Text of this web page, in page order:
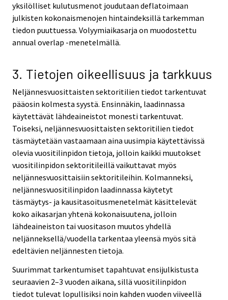
yksilölliset kulutusmenot joudutaan deflatoimaan
julkisten kokonaismenojen hintaindeksillä tarkemman
tiedon puuttuessa. Volyymiaikasarja on muodostettu
annual overlap -menetelmällä.
3. Tietojen oikeellisuus ja tarkkuus
Neljännesvuosittaisten sektoritilien tiedot tarkentuvat
pääosin kolmesta syystä. Ensinnäkin, laadinnassa
käytettävät lähdeaineistot monesti tarkentuvat.
Toiseksi, neljännesvuosittaisten sektoritilien tiedot
täsmäytetään vastaamaan aina uusimpia käytettävissä
olevia vuositilinpidon tietoja, jolloin kaikki muutokset
vuositilinpidon sektoritileillä vaikuttavat myös
neljännesvuosittaisiin sektoritileihin. Kolmanneksi,
neljännesvuositilinpidon laadinnassa käytetyt
täsmäytys- ja kausitasoitusmenetelmät käsittelevät
koko aikasarjan yhtenä kokonaisuutena, jolloin
lähdeaineiston tai vuositason muutos yhdellä
neljänneksellä/vuodella tarkentaa yleensä myös sitä
edeltävien neljännesten tietoja.
Suurimmat tarkentumiset tapahtuvat ensijulkistusta
seuraavien 2–3 vuoden aikana, sillä vuositilinpidon
tiedot tulevat lopullisiksi noin kahden vuoden viiveellä